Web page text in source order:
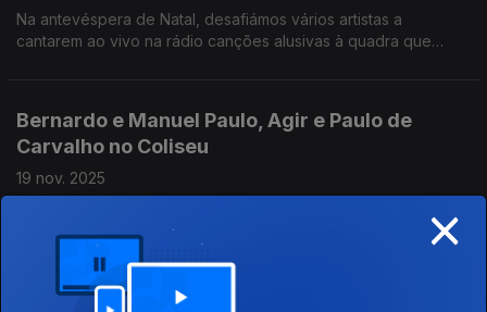
Na antevéspera de Natal, desafiámos vários artistas a
cantarem ao vivo na rádio canções alusivas à quadra que
Bernardo e Manuel Paulo, Agir e Paulo de
Carvalho no Coliseu
19 nov. 2025
o jardim do Solar dos Presuntos. Agora o Coliseu dos Recreios
×